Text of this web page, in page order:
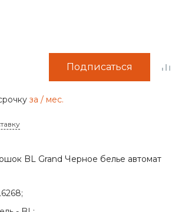
Подписаться
за / мес.
BL Grand Черное белье автомат